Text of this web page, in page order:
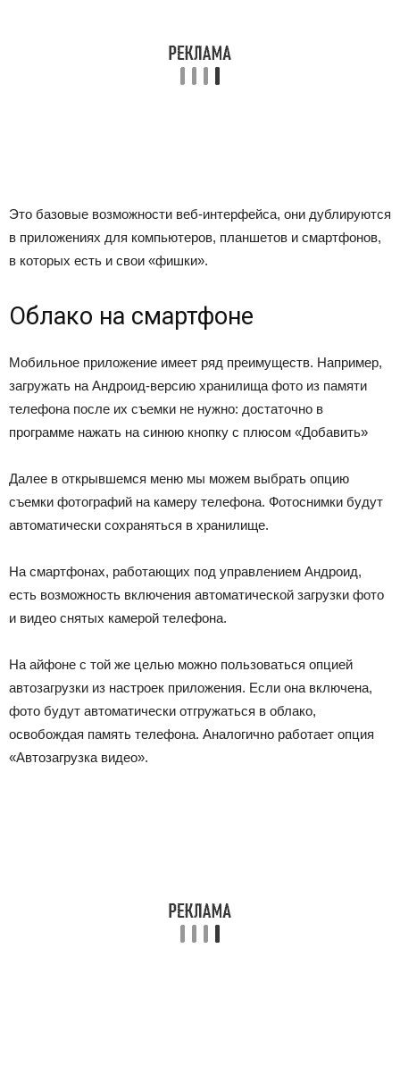
Это базовые возможности веб-интерфейса, они дублируются
в приложениях для компьютеров, планшетов и смартфонов,
в которых есть и свои «фишки».
Облако на смартфоне
Мобильное приложение имеет ряд преимуществ. Например,
загружать на Андроид-версию хранилища фото из памяти
телефона после их съемки не нужно: достаточно в
программе нажать на синюю кнопку с плюсом «Добавить»
Далее в открывшемся меню мы можем выбрать опцию
съемки фотографий на камеру телефона. Фотоснимки будут
автоматически сохраняться в хранилище.
На смартфонах, работающих под управлением Андроид,
есть возможность включения автоматической загрузки фото
и видео снятых камерой телефона.
На айфоне с той же целью можно пользоваться опцией
автозагрузки из настроек приложения. Если она включена,
фото будут автоматически отгружаться в облако,
освобождая память телефона. Аналогично работает опция
«Автозагрузка видео».